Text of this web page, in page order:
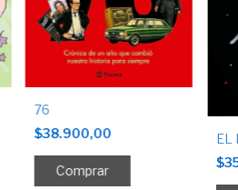
76
$38.900,00
EL